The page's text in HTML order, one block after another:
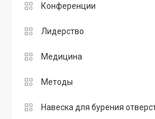
Конференции
Лидерство
Медицина
Методы
Навеска для бурения